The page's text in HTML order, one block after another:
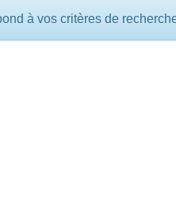
à vos critères de